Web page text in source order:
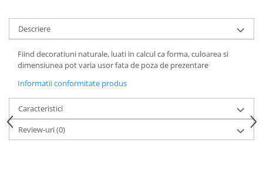
Descriere
Fiind decoratiuni naturale, luati in calcul ca forma, culoarea si
dimensiunea pot varia usor fata de poza de prezentare
Informatii conformitate produs
Caracteristici
Review-uri(0)